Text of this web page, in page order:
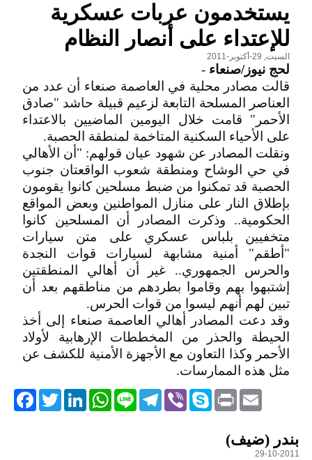
يستخدمون عربات عسكرية
للإعتداء على أنصار النظام
السبت, 29-أكتوبر-2011
لحج نيوز/صنعاء -
قالت مصادر محلية في العاصمة صنعاء أن عدد من
العناصر المسلحة التابعة لزعيم قبيلة حاشد "صادق
الأحمر" قامت خلال اليومين الماضيين بالاعتداء
على الأحياء السكنية المتاخمة لمنطقة الحصبة.
ونقلت المصادر عن شهود عيان قولهم: "أن الأهالي
في حي الوشاح ومنطقة شعوب الواقعتان جنوب
الحصبة قد تمكنوا من ضبط مسلحين كانوا يقومون
بإطلاق النار على منازل المواطنين وبعض المواقع
الحكومية.. وذكرت المصادر أن المسلحين كانوا
متخفيين بلباس عسكري على متن سيارات
"أطقم" أمنية مشابهة لسيارات قوات النجدة
والحرس الجمهوري.. غير أن أهالي المنطقتين
إشتبهوا بهم وقاموا بطردهم من مناطقهم بعد أن
تبين لهم أنهم ليسوا من قوات الحرس.
وقد دعت المصادر أهالي العاصمة صنعاء إلى أخذ
الحيطة والحذر من المخططات الإرهابية لأولاد
الأحمر وكذا التعاون مع الأجهزة الأمنية للكشف عن
مثل هذه الممارسات.
TwitterLinkedIn
WhatsApp Line
Telegram ViberSkype PrintEmail
بندر (ضيف)
29-10-2011